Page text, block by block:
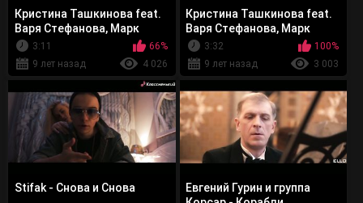
Кристина Ташкинова feat.
Варя Стефанова, Марк
Потапов - #На осколки
3:11
66%
9 лет назад
4 026
Кристина Ташкинова feat.
Варя Стефанова, Марк
Потапов - #На осколки
3:32
100%
9 лет назад
3 003
Stifak - Снова и Снова
Евгений Гурин и группа